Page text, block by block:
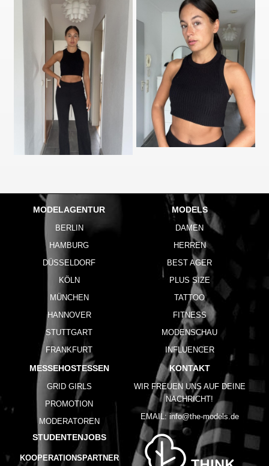
MODELAGENTUR
BERLIN
HAMBURG
DÜSSELDORF
KÖLN
MÜNCHEN
HANNOVER
STUTTGART
FRANKFURT
MODELS
DAMEN
HERREN
BEST AGER
PLUS SIZE
TATTOO
FITNESS
MODENSCHAU
INFLUENCER
MESSEHOSTESSEN
GRID GIRLS
PROMOTION
MODERATOREN
STUDENTENJOBS
KOOPERATIONSPARTNER
KONTAKT
WIR FREUEN UNS AUF DEINE
NACHRICHT!
EMAIL: info@the-models.de